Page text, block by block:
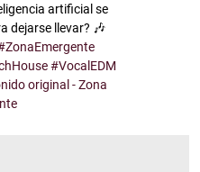
artificial se
dejarse llevar? 🎶
#VocalEDM
original - Zona